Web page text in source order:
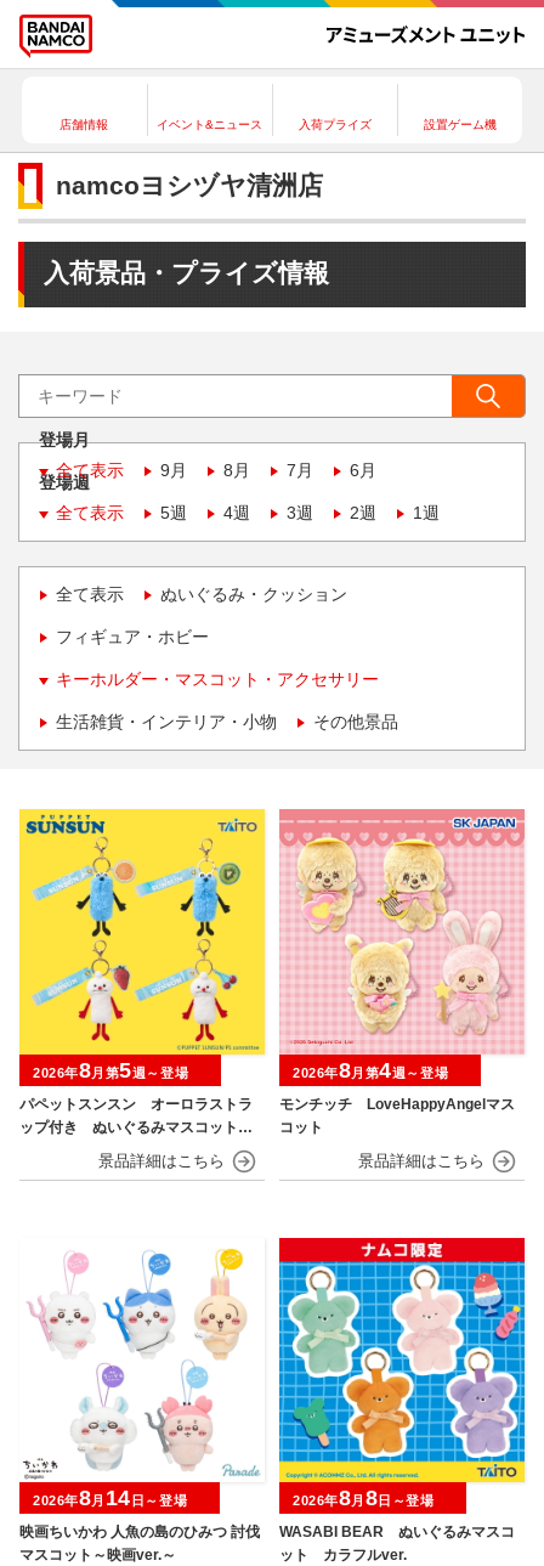
店舗情報 イベント&ニュース 入荷プライズ 設置ゲーム機
namcoヨシヅヤ清洲店
入荷景品・プライズ情報
登場月
全て表示
9月 8月 7月 6月
登場週
全て表示
5週 4週 3週 2週 1週
全て表示 ぬいぐるみ・クッション
フィギュア・ホビー
キーホルダー・マスコット・アクセサリー
生活雑貨・インテリア・小物 その他景品
パペットスンスン オーロラストラ
ップ付き ぬいぐるみマスコット
フルーツver.
2026年8月第5週～登場
モンチッチ LoveHappyAngelマス
コット
2026年8月第4週～登場
映画ちいかわ 人魚の島のひみつ 討伐
マスコット～映画ver.～
2026年8月 14 日～登場
WASABI BEAR ぬいぐるみマスコ
ット カラフルver.
2026年8月 8日～登場